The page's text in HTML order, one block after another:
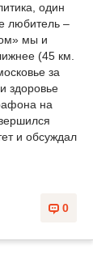
один
любитель –
мы и
(45 км.
за
здоровье
на
и обсуждал
0